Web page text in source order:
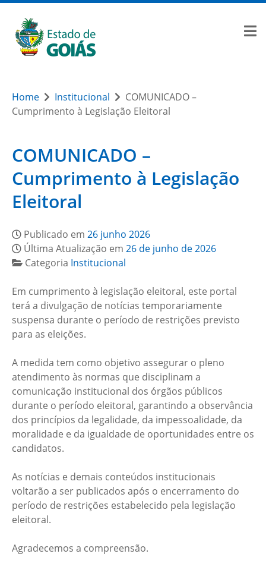
Home Institucional
COMUNICADO –
Cumprimento à Legislação Eleitoral
COMUNICADO –
Cumprimento à Legislação
Eleitoral
Publicado em 26 junho 2026
Última Atualização em 26 de junho de 2026
Categoria Institucional
Em cumprimento à legislação eleitoral, este portal
terá a divulgação de notícias temporariamente
suspensa durante o período de restrições previsto
para as eleições.
A medida tem como objetivo assegurar o pleno
atendimento às normas que disciplinam a
comunicação institucional dos órgãos públicos
durante o período eleitoral, garantindo a observância
dos princípios da legalidade, da impessoalidade, da
moralidade e da igualdade de oportunidades entre os
candidatos.
As notícias e demais conteúdos institucionais
voltarão a ser publicados após o encerramento do
período de restrições estabelecido pela legislação
eleitoral.
Agradecemos a compreensão.